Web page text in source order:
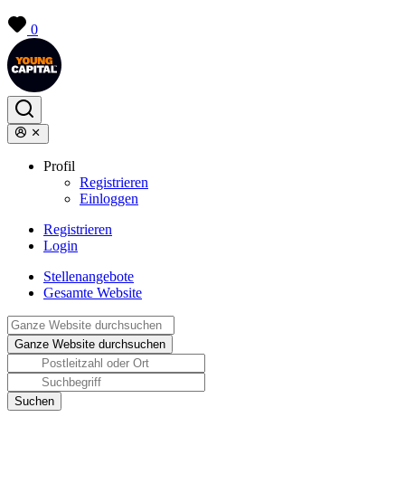
0
Profil
Registrieren
Einloggen
Registrieren
Login
Stellenangebote
Gesamte Website